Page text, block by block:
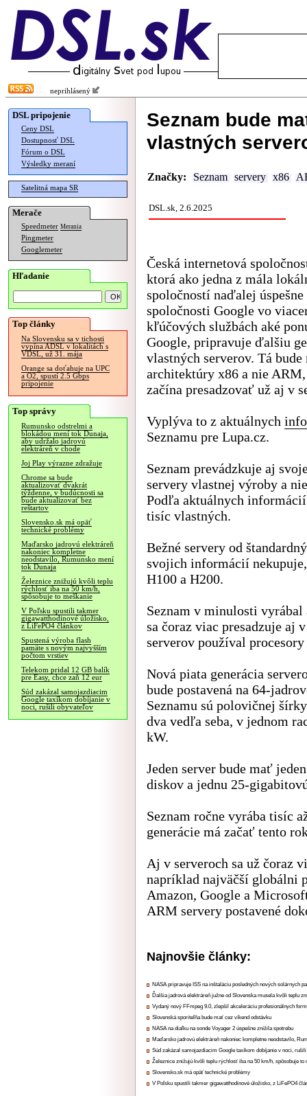
neprihlásený
DSL pripojenie
Ceny DSL
Dostupnosť DSL
Fórum o DSL
Výsledky meraní
Satelitná mapa SR
Merače
Speedmeter Merania
Pingmeter
Googlemeter
Hľadanie
Top články
Na Slovensku sa v tichosti
vypína ADSL v lokalitách s
VDSL, už 31. mája
Orange sa doťahuje na UPC
a O2, spustí 2.5 Gbps
pripojenie
Top správy
Rumunsko odstrelmi a
blokádou mení tok Dunaja,
aby udržalo jadrovú
elektráreň v chode
Joj Play výrazne zdražuje
Chrome sa bude
aktualizovať dvakrát
týždenne, v budúcnosti sa
bude aktualizovať bez
reštartov
Slovensko.sk má opäť
technické problémy
Maďarsko jadrovú elektráreň
nakoniec kompletne
neodstavilo, Rumunsko mení
tok Dunaja
Železnice znižujú kvôli teplu
rýchlosť iba na 50 km/h,
spôsobuje to meškanie
V Poľsku spustili takmer
gigawatthodinové úložisko,
z LiFePO4 článkov
Spustená výroba flash
pamäte s novým najvyšším
počtom vrstiev
Telekom pridal 12 GB balík
pre Easy, chce zaň 12 eur
Súd zakázal samojazdiacim
Google taxíkom dobíjanie v
noci, rušili obyvateľov
Seznam bude
vlastných
Značky: Seznam servery x86
DSL.sk, 2.6.2025
Česká internetová
ktorá ako jedna z mála
spoločností naďalej
spoločnosti Google vo
kľúčových službách aké
Google, pripravuje ďalšiu
vlastných serverov. Tá
architektúry x86 a nie
začína presadzovať už aj v
Vyplýva to z aktuálnych
Seznamu pre Lupa.cz.
Seznam prevádzkuje aj
servery vlastnej výroby a
Podľa aktuálnych
tisíc vlastných.
Bežné servery od
svojich informácií
H100 a H200.
Seznam v minulosti
sa čoraz viac presadzuje aj
serverov používal
Nová piata generácia
bude postavená na 64-
Seznamu sú polovičnej
dva vedľa seba, v jednom
kW.
Jeden server bude mať
diskov a jednu 25-
Seznam ročne vyrába tisíc
generácie má začať tento
Aj v serveroch sa už čoraz
napríklad najväčší globálni
Amazon, Google a
ARM servery postavené
Najnovšie články:
NASA pripravuje ISS na inštaláciu posledných nových solárnych
Ďalšia jadrová elektráreň južne od Slovenska musela kvôli teplu
Vydaný nový FFmpeg 9.0, zlepšil akceleráciu profesionálnych
Slovenská sporiteľňa bude mať cez víkend odstávku
NASA na diaľku na sonde Voyager 2 úspešne znížila spotrebu
Maďarsko jadrovú elektráreň nakoniec kompletne neodstavilo,
Súd zakázal samojazdiacim Google taxíkom dobíjanie v noci,
Železnice znižujú kvôli teplu rýchlosť iba na 50 km/h, spôsobuje to
Slovensko.sk má opäť technické problémy
V Poľsku spustili takmer gigawatthodinové úložisko, z LiFePO4